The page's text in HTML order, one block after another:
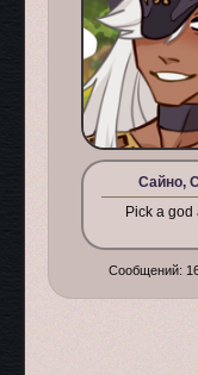
Сайно,
Pick a god
Сообщений: